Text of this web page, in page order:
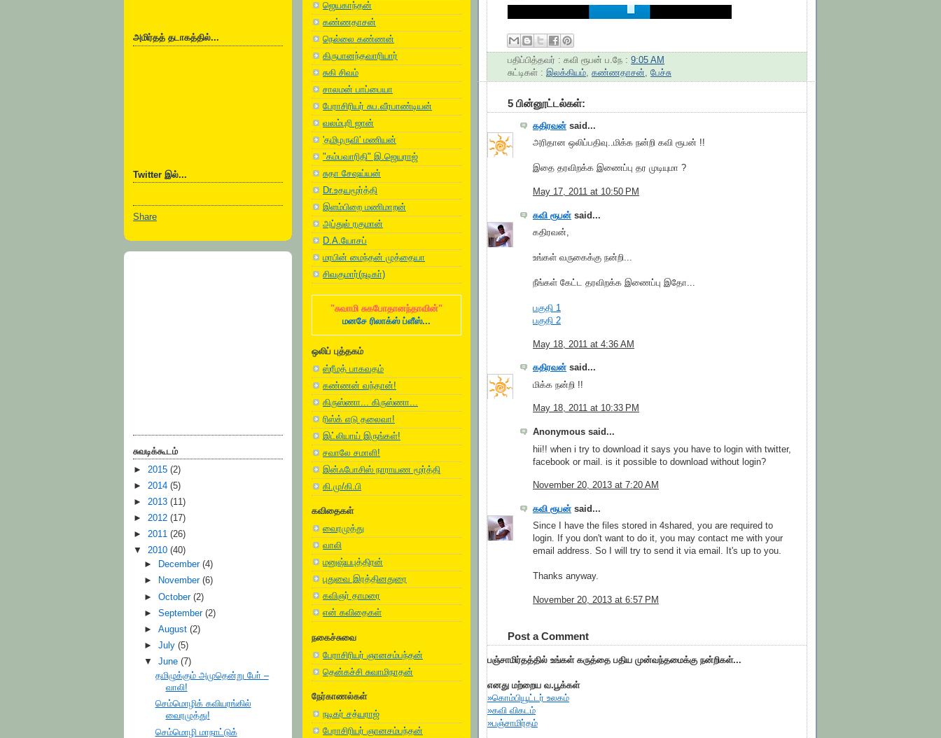
அமிர்தத் தடாகத்தில்...
Twitter இல்...
Share
சுவடிக்கூடம்
► 2015 (2)
► 2014 (5)
► 2013 (11)
► 2012 (17)
► 2011 (26)
▼ 2010 (40)
►
December(4)
►
November(6)
►October(2)
►September(2)
►August(2)
►July(5)
▼June(7)
தமிழுக்கும் அமுதென்று போ் –
வாலி!
செம்மொழிக் கவியரங்கில்
வைரமுத்து!
செம்மொழி மாநாட்டுக்
ஜெயகாந்தன்
கண்ணதாசன்
நெல்லை கண்ணன்
கிருபானந்தவாரியார்
சுகி சிவம்
சாலமன் பாப்பையா
பேராசிரியர் சுப.வீரபாண்டியன்
வலம்புரி ஜான்
'தமிழருவி' மணியன்
"கம்பவாரிதி" இ.ஜெயராஜ்
சுதா சேஷய்யன்
Dr.உதயமூர்த்தி
இளம்பிறை மணிமாறன்
அப்துல் ரகுமான்
D.A.யோசப்
மரபின் மைந்தன் முத்தையா
சிவகுமார்(நடிகா்)
"சுவாமி சுகபோதானந்தாவின்"
மனசே ரிலாக்ஸ் ப்ளீஸ்...
ஒலிப் புத்தகம்
ஸ்ரீமத் பாகவதம்
கண்ணன் வந்தான்!
கிருஸ்ணா... கிருஸ்ணா...
ரிஸ்க் எடு தலைவா!
இட்லியாய் இருங்கள்!
சவாலே சமாளி!
இன்ஃபோசிஸ் நாராயண மூர்த்தி
கி.மு/கி.பி
கவிதைகள்
வைரமுத்து
வாலி
மனுஷ்யபுத்திரன்
புதுவை இரத்தினதுரை
கவிஞர் தாமரை
என் கவிதைகள்
நகைச்சுவை
பேராசிரியர் ஞானசம்பந்தன்
தென்கச்சி சுவாமிநாதன்
நேர்காணல்கள்
நடிகர் சத்யராஜ்
பேராசிரியர் ஞானசம்பந்தன்
பதிப்பித்தவர் : கவி ரூபன் ப.நே : 9:05 AM
சுட்டிகள் : இலக்கியம், கண்ணதாசன், பேச்சு
5 பின்னூட்டல்கள்:
கதிரவன் said...
அரிதான ஒலிப்பதிவு..மிக்க நன்றி கவி ரூபன் !!
இதை தரவிறக்க இணைப்பு தர முடியுமா ?
May 17, 2011 at 10:50 PM
கவி ரூபன் said...
கதிரவன்,
உங்கள் வருகைக்கு நன்றி...
நீங்கள் கேட்ட தரவிறக்க இணைப்பு இதோ...
பகுதி 1
பகுதி 2
May 18, 2011 at 4:36 AM
கதிரவன் said...
மிக்க நன்றி !!
May 18, 2011 at 10:33 PM
Anonymous said...
hii!! when i try to download it says you have to login with twitter,
facebook or mail. is it possible to download without login?
November 20, 2013 at 7:20 AM
கவி ரூபன் said...
Since I have the files stored in 4shared, you are required to
login. If you don't want to do it, you may contact me with your
email address. So I will try to send it via email. It's up to you.
Thanks anyway.
November 20, 2013 at 6:57 PM
Post a Comment
பஞ்சாமிர்தத்தில் உங்கள் கருத்தை பதிய முன்வந்தமைக்கு நன்றிகள்...
எனது மற்றைய வ.பூக்கள்
»கொம்பியூட்டர் உலகம்
»கவி விகடம்
»பஞ்சாமிர்தம்